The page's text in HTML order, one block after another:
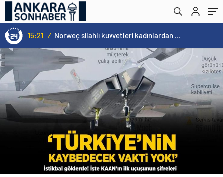
15:21 / Norweç silahlı kuvvetleri kadınlardan oluşan özel kuvvetler eğitimlerini başlattı.